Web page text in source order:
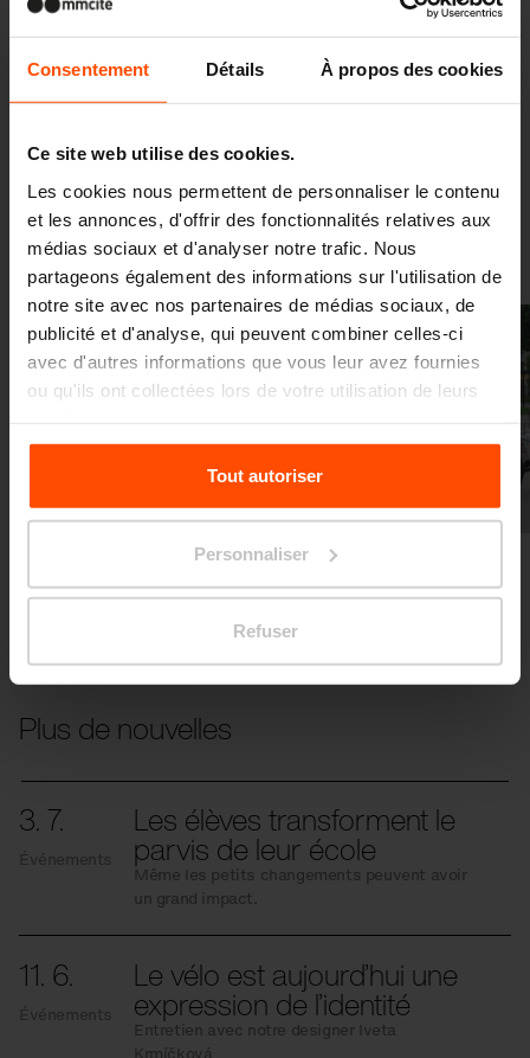
Consentement Détails À propos des cookies
Ce site web utilise des cookies.
Les cookies nous permettent de personnaliser le contenu
et les annonces, d'offrir des fonctionnalités relatives aux
médias sociaux et d'analyser notre trafic. Nous
partageons également des informations sur l'utilisation de
notre site avec nos partenaires de médias sociaux, de
publicité et d'analyse, qui peuvent combiner celles-ci
avec d'autres informations que vous leur avez fournies
ou qu'ils ont collectées lors de votre utilisation de leurs
Pour plus d'informations, veuillez consulter le
sitePrinciples Relating to the Processing Personal
Tout autoriser
Personnaliser
Refuser
Vltau, Radium, Preva Urbana, Portiqoa, Woody,
Manta, Rivage, Intervera, Landscape,
Landscape Compact, Urban Islands...
Galerie
Précédent
Plus de nouvelles
3. 7.
Événements
Les élèves transforment le
parvis de leur école
Même les petits changements peuvent avoir
un grand impact.
11. 6.
Événements
Le vélo est aujourd’hui une
expression de l’identité
Entretien avec notre designer Iveta
Krmíčková